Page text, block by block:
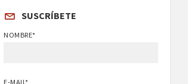
SUSCRÍBETE
NOMBRE*
E-MAIL*